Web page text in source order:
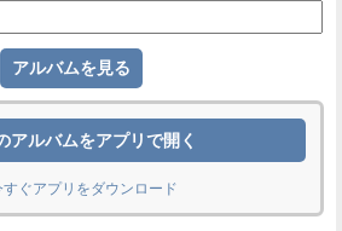
アルバムをアプリで開く
すぐアプリをダウンロード